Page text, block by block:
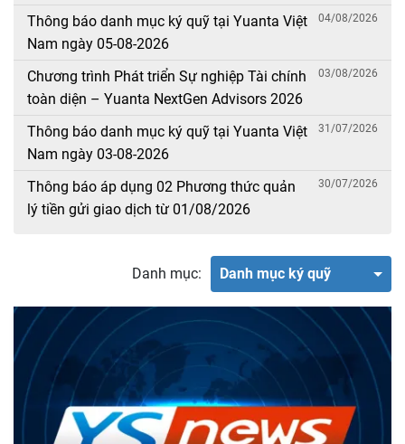
Thông báo danh mục ký quỹ tại Yuanta Việt
Nam ngày 05-08-2026
04/08/2026
Chương trình Phát triển Sự nghiệp Tài chính
toàn diện – Yuanta NextGen Advisors 2026
03/08/2026
Thông báo danh mục ký quỹ tại Yuanta Việt
Nam ngày 03-08-2026
31/07/2026
Thông báo áp dụng 02 Phương thức quản
lý tiền gửi giao dịch từ 01/08/2026
30/07/2026
Danh mục: Danh mục ký quỹ